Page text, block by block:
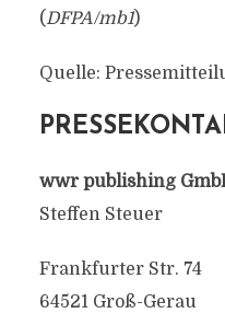
(DFPA/mb1)
Quelle:
wwr publishing
Steffen Steuer
Frankfurter Str. 74
64521 Groß-Gerau